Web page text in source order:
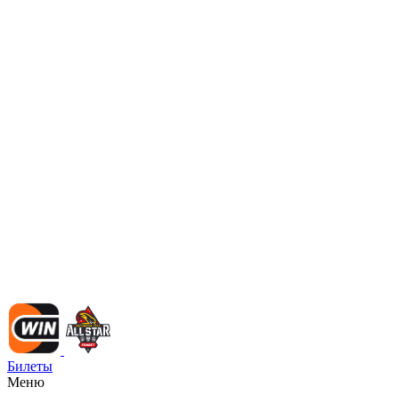
Билеты
Меню